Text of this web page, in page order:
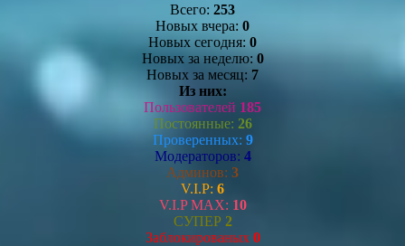
Всего: 253
Новых вчера: 0
Новых сегодня: 0
Новых за неделю: 0
Новых за месяц: 7
Из них:
Пользователей 185
Постоянные: 26
Проверенных: 9
Модераторов: 4
Админов: 3
V.I.P: 6
V.I.P MAX: 10
СУПЕР 2
Заблокированых 0